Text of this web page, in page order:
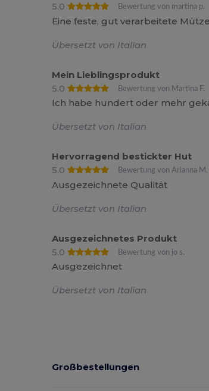
5.0
Bewertung von martina p.
Eine feste, gut verarbeitete
Übersetzt von Italian
Mein Lieblingsprodukt
5.0
Bewertung von Martina F.
Ich habe hundert oder mehr
Übersetzt von Italian
Hervorragend bestickter Hut
5.0
Bewertung von Arianna M.
Ausgezeichnete Qualität
Übersetzt von Italian
Ausgezeichnetes Produkt
5.0
Bewertung von jo s.
Ausgezeichnet
Übersetzt von Italian
Großbestellungen